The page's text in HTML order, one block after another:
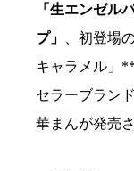
「生エンゼル
プ」
、初登場
キャラメル」
セラーブラン
華まんが発売